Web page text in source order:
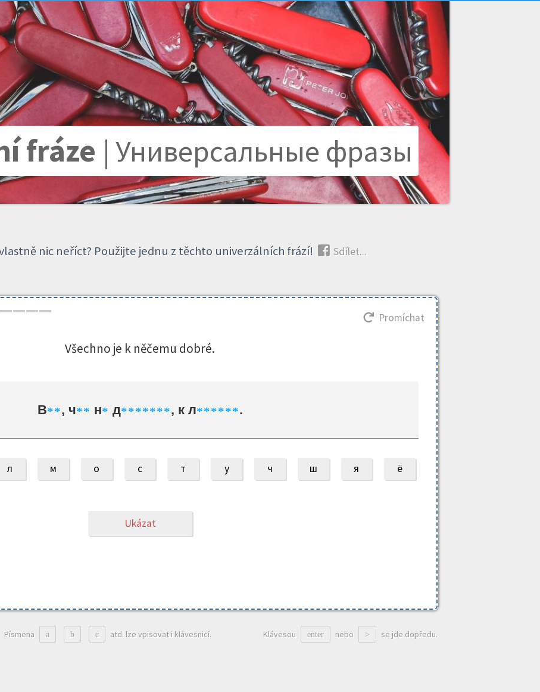
fráze | Универсальные фразы
nic neříct? Použijte jednu z těchto univerzálních frází! Sdílet...
Promíchat
Všechno je k něčemu dobré.
В**, ч** н* д*******, к л******.
л м о с т у ч ш я ё
Ukázat
Klávesou enter nebo > se jde dopředu.
Písmena a b c atd. lze vpisovat i klávesnicí.